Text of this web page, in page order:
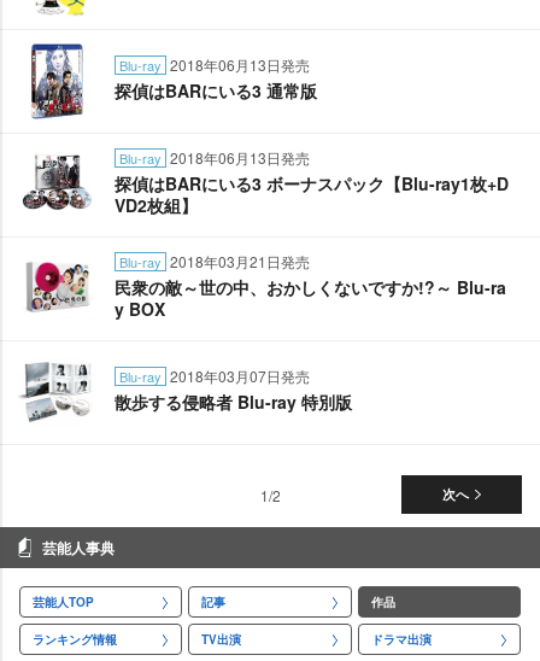
Blu-ray 2018年06月13日発売
探偵はBARにいる3 通常版
Blu-ray 2018年06月13日発売
探偵はBARにいる3 ボーナスパック【Blu-ray1枚+D
VD2枚組】
Blu-ray 2018年03月21日発売
民衆の敵～世の中、おかしくないですか!?～ Blu-ra
y BOX
Blu-ray 2018年03月07日発売
散歩する侵略者 Blu-ray 特別版
次へ
1/2
芸能人事典
芸能人TOP 記事 作品
ランキング情報 TV出演 ドラマ出演